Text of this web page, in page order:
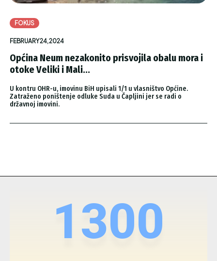
FOKUS
FEBRUARY 24, 2024
Općina Neum nezakonito prisvojila obalu mora i
otoke Veliki i Mali...
U kontru OHR-u, imovinu BiH upisali 1/1 u vlasništvo Općine.
Zatraženo poništenje odluke Suda u Čapljini jer se radi o
državnoj imovini.
1300